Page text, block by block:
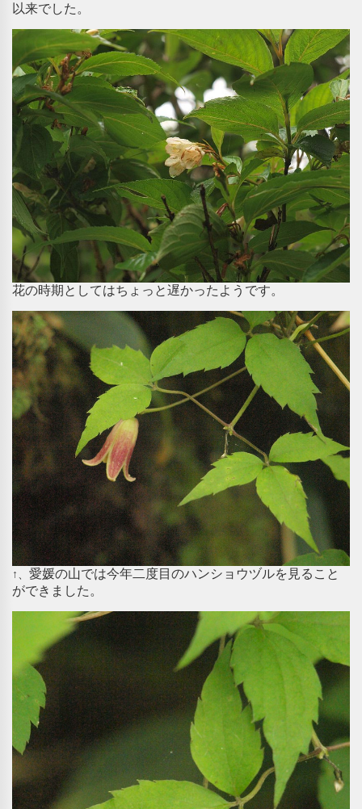
以来でした。
花の時期としてはちょっと遅かったようです。
↑、 愛媛の山では今年二度目のハンショウヅルを見ること
ができました。